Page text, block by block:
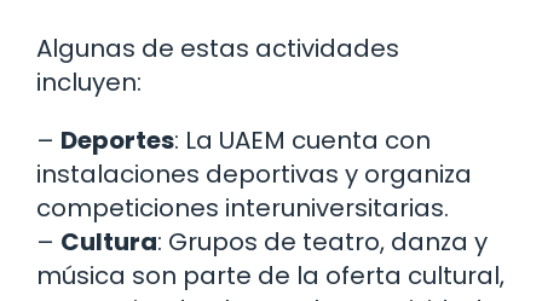
Algunas de estas actividades
incluyen:
– Deportes: La UAEM cuenta con
instalaciones deportivas y organiza
competiciones interuniversitarias.
– Cultura: Grupos de teatro, danza y
música son parte de la oferta cultural,